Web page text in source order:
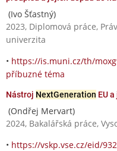
(Ivo Šťastný)
2023, Diplomová práce,
univerzita
• https://is.muni.cz/th/
příbuzné téma
Nástroj NextGeneration EU
(Ondřej Mervart)
2024, Bakalářská práce,
• https://vskp.vse.cz/eid/